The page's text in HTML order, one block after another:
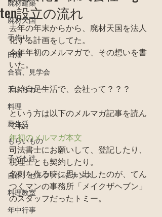
廃材建築
廃材天国
手作り
田畑
合宿、見学会
天ぷらカー
料理
薪生活
もらいもの
子ども達
自作、セルフメンテナンス
料理教室
年中行事
ten設立の流れ
去年の年末からから、廃材天国を法人
化する計画をしてた。
今年年初のメルマガで、その想いを書
いた。
自給自足生活で、会社って？？？
という方は以下のメルマガ記事を読ん
でね。
年初のメルマガ本文
司法書士にお願いして、登記したり、
税理士とも契約したり。
名刺を作る時に思い出したのが、てん
つくマンの事務所「メイクザヘブン」
のスタッフだったトミー。